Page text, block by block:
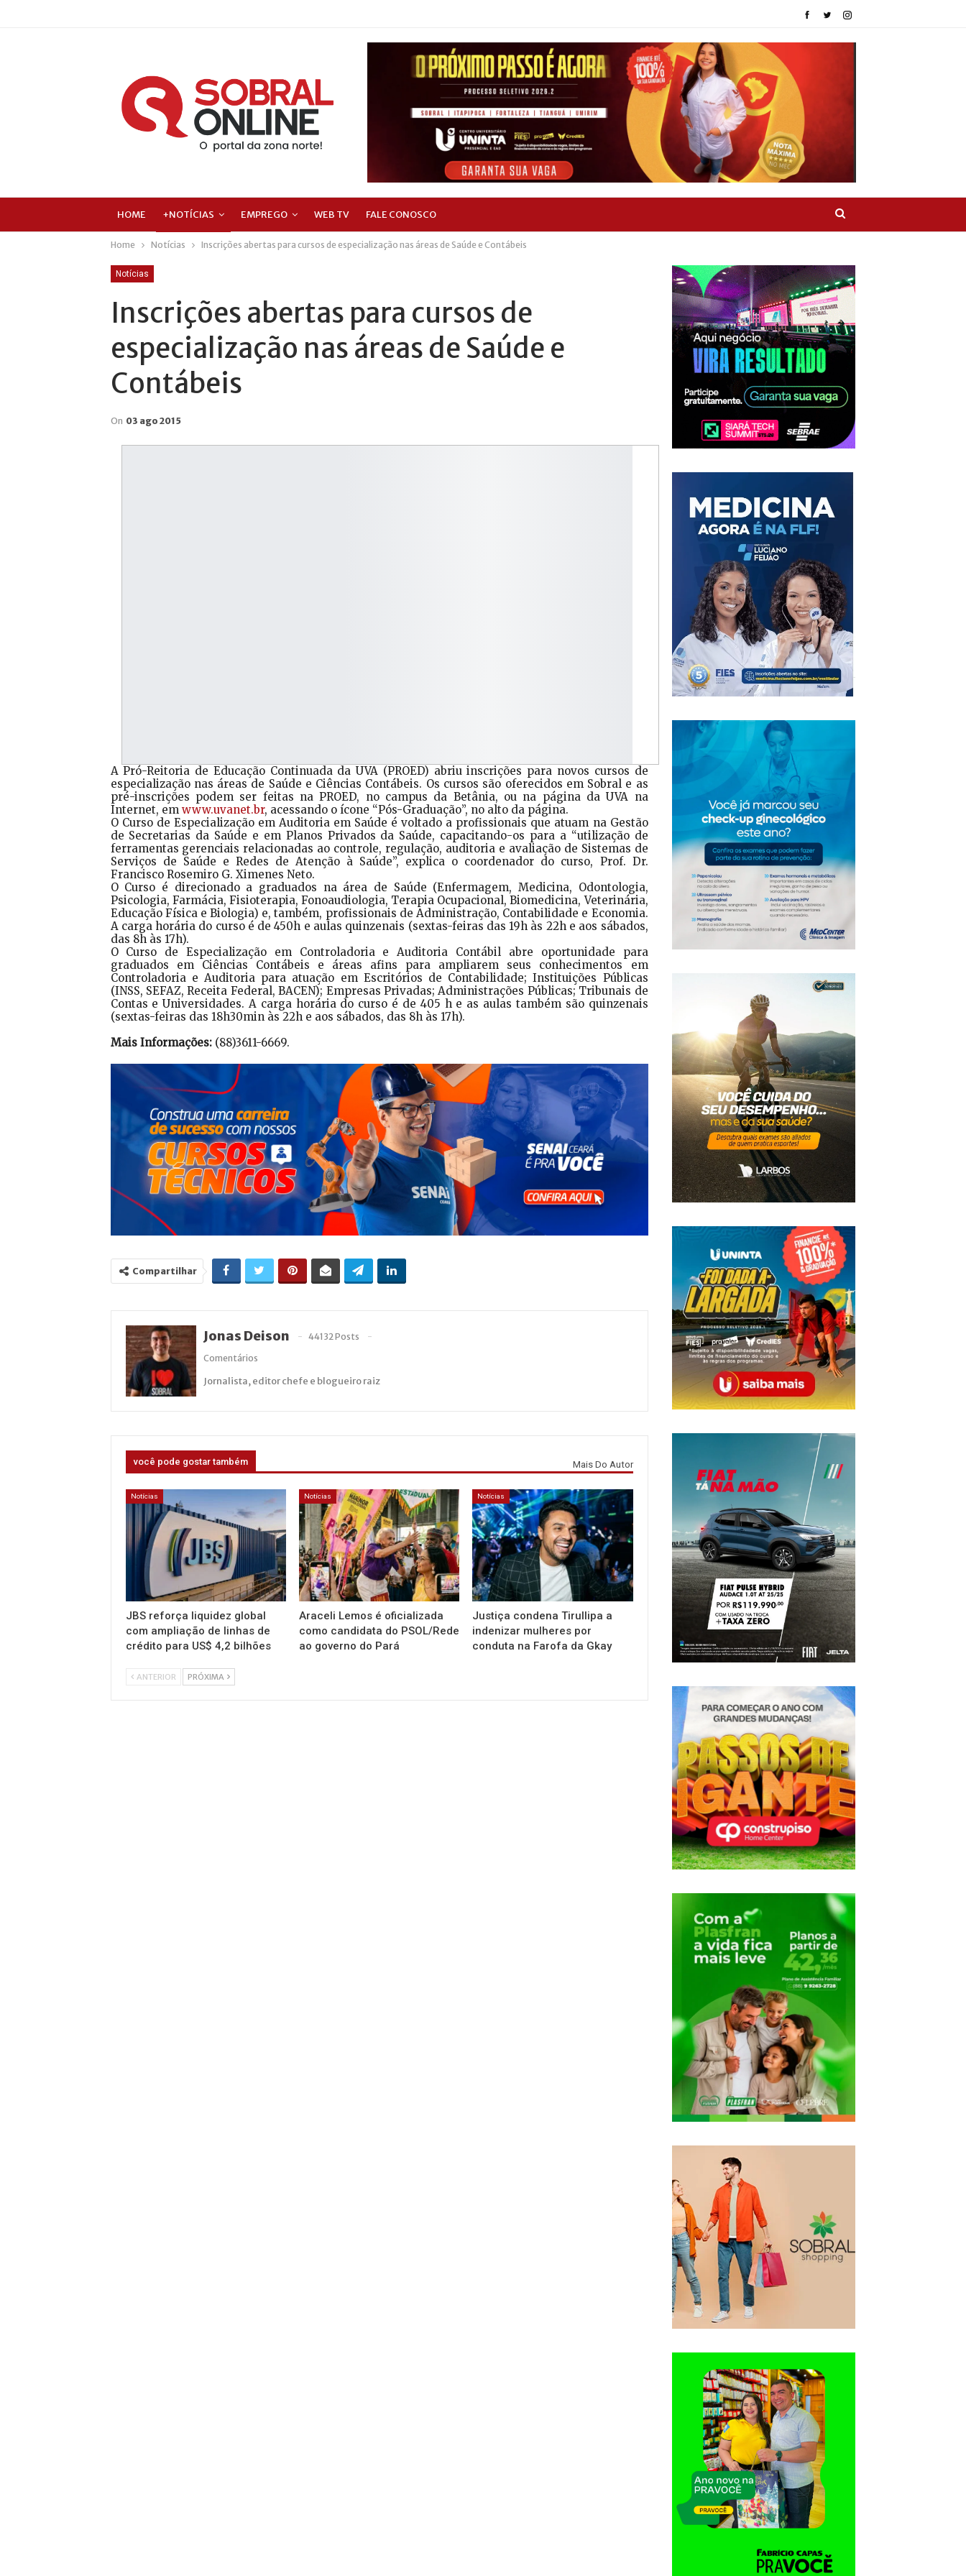
HOME +NOTÍCIAS EMPREGO WEB TV FALE CONOSCO
Home Notícias Inscrições abertas para cursos de especialização nas áreas de Saúde e Contábeis
Notícias
Inscrições abertas para cursos de
especialização nas áreas de Saúde e
Contábeis
On 03 ago 2015
A Pró-Reitoria de Educação Continuada da UVA (PROED) abriu inscrições para novos cursos de
especialização nas áreas de Saúde e Ciências Contábeis. Os cursos são oferecidos em Sobral e as
pré-inscrições podem ser feitas na PROED, no campus da Betânia, ou na página da UVA na
Internet, em www.uvanet.br, acessando o ícone “Pós-Graduação”, no alto da página.
O Curso de Especialização em Auditoria em Saúde é voltado a profissionais que atuam na Gestão
de Secretarias da Saúde e em Planos Privados da Saúde, capacitando-os para a “utilização de
ferramentas gerenciais relacionadas ao controle, regulação, auditoria e avaliação de Sistemas de
Serviços de Saúde e Redes de Atenção à Saúde”, explica o coordenador do curso, Prof. Dr.
Francisco Rosemiro G. Ximenes Neto.
O Curso é direcionado a graduados na área de Saúde (Enfermagem, Medicina, Odontologia,
Psicologia, Farmácia, Fisioterapia, Fonoaudiologia, Terapia Ocupacional, Biomedicina, Veterinária,
Educação Física e Biologia) e, também, profissionais de Administração, Contabilidade e Economia.
A carga horária do curso é de 450h e aulas quinzenais (sextas-feiras das 19h às 22h e aos sábados,
das 8h às 17h).
O Curso de Especialização em Controladoria e Auditoria Contábil abre oportunidade para
graduados em Ciências Contábeis e áreas afins para ampliarem seus conhecimentos em
Controladoria e Auditoria para atuação em Escritórios de Contabilidade; Instituições Públicas
(INSS, SEFAZ, Receita Federal, BACEN); Empresas Privadas; Administrações Públicas; Tribunais de
Contas e Universidades. A carga horária do curso é de 405 h e as aulas também são quinzenais
(sextas-feiras das 18h30min às 22h e aos sábados, das 8h às 17h).
Mais Informações:(88)3611-6669.
Compartilhar
Jonas Deison
44132 Posts
Comentários
Jornalista, editor chefe e blogueiro raiz
você pode gostar também Mais Do Autor
Notícias
JBS reforça liquidez global
com ampliação de linhas de
crédito para US$ 4,2 bilhões
Notícias
Araceli Lemos é oficializada
como candidata do PSOL/Rede
ao governo do Pará
Notícias
Justiça condena Tirullipa a
indenizar mulheres por
conduta na Farofa da Gkay
ANTERIOR PRÓXIMA